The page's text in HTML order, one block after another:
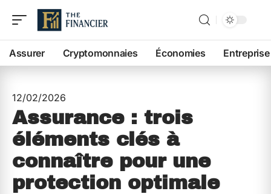
Assurer Cryptomonnaies Économies Entreprise
12/02/2026
Assurance : trois
éléments clés à
connaître pour une
protection optimale